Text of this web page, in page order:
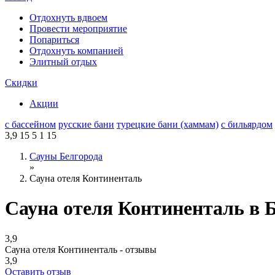
Отдохнуть вдвоем
Провести мероприятие
Попариться
Отдохнуть компанией
Элитный отдых
Скидки
Акции
с бассейном русские бани турецкие бани (хаммам) с бильярдом
3,9 15 5 1 15
Сауны Белгорода
»
Сауна отеля Континенталь
Сауна отеля Континенталь в
3,9
Сауна отеля Континенталь - отзывы
3,9
Оставить отзыв